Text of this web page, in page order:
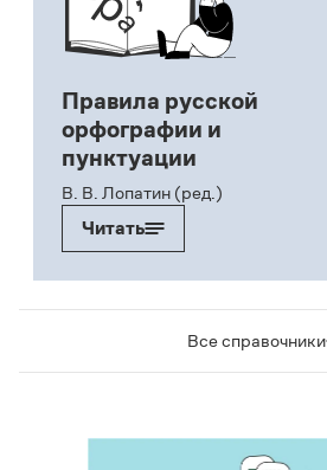
Правила русской
орфографии и
пунктуации
В. В. Лопатин (ред.)
Читать
Все справочники